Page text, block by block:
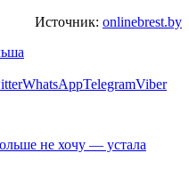
Источник: onlinebrest.by
WhatsAppTelegramViber
не хочу — устала